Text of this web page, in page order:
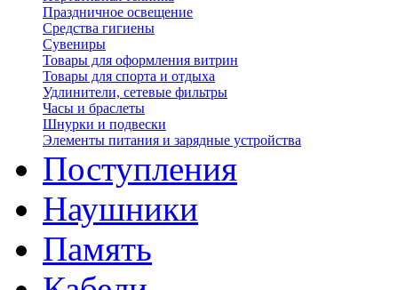
Праздничное освещение
Средства гигиены
Сувениры
Товары для оформления витрин
Товары для спорта и отдыха
Удлинители, сетевые фильтры
Часы и браслеты
Шнурки и подвески
Элементы питания и зарядные устройства
Поступления
Наушники
Память